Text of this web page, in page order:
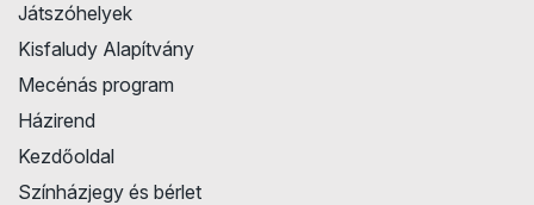
Játszóhelyek
Kisfaludy Alapítvány
Mecénás program
Házirend
Kezdőoldal
Színházjegy és bérlet